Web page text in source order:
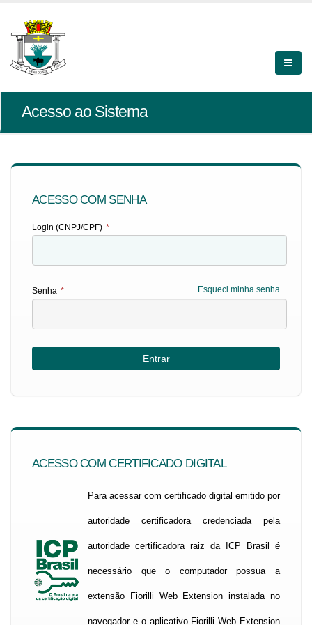
Acesso ao Sistema
ACESSO COM SENHA
Login (CNPJ/CPF) *
Esqueci minha senha
Senha *
ACESSO COM CERTIFICADO DIGITAL
Para acessar com certificado digital emitido por
autoridade certificadora credenciada pela
autoridade certificadora raiz da ICP Brasil é
necessário que o computador possua a
extensão Fiorilli Web Extension instalada no
navegador e o aplicativo Fiorilli Web Extension